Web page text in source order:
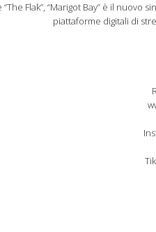
“The Flak”, “Marigot Bay” è il
piattaforme digitali di